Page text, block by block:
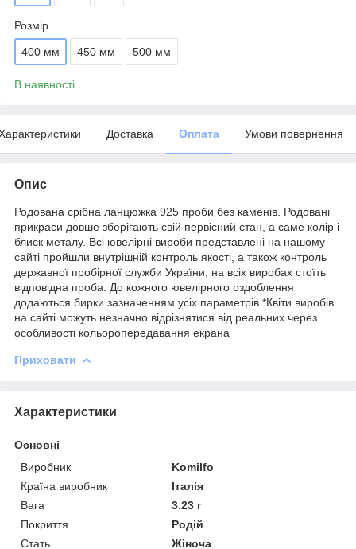
Розмір
400 мм 450 мм 500 мм
В наявності
Доставка Оплата Умови повернення
Опис
Родована срібна ланцюжка 925 проби без каменів. Родовані
прикраси довше зберігають свій первісний стан, а саме колір і
блиск металу. Всі ювелірні вироби представлені на нашому
сайті пройшли внутрішній контроль якості, а також контроль
державної пробірної служби України, на всіх виробах стоїть
відповідна проба. До кожного ювелірного оздоблення
додаються бирки зазначенням усіх параметрів.*Квіти виробів
на сайті можуть незначно відрізнятися від реальних через
особливості кольоропередавання екрана
Приховати
Характеристики
Основні
Виробник
Komilfo
Країна виробник
Італія
Вага
3.23 г
Покриття
Родій
Стать
Жіноча